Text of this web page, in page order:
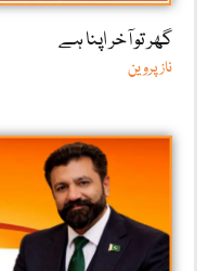
گھر تو آخر اپنا ہے
ناز پروین